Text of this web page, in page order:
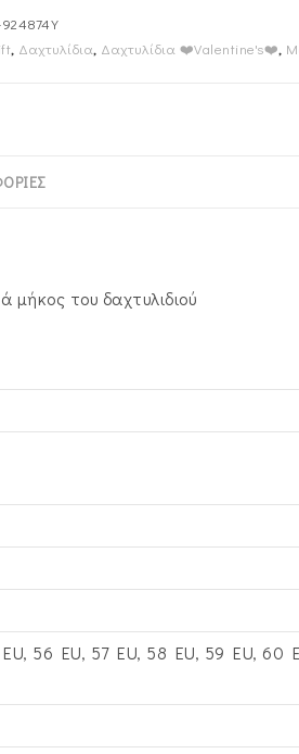
, Δαχτυλίδια, Δαχτυλίδια ❤️Valentine's❤️,
μήκος του δαχτυλιδιού
56 EU, 57 EU, 58 EU, 59 EU, 60